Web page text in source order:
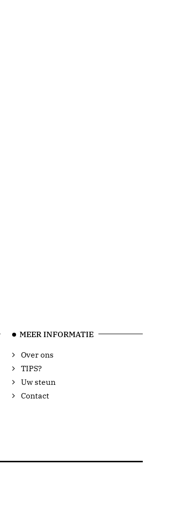
MEER INFORMATIE
Over ons
TIPS?
Uw steun
Contact